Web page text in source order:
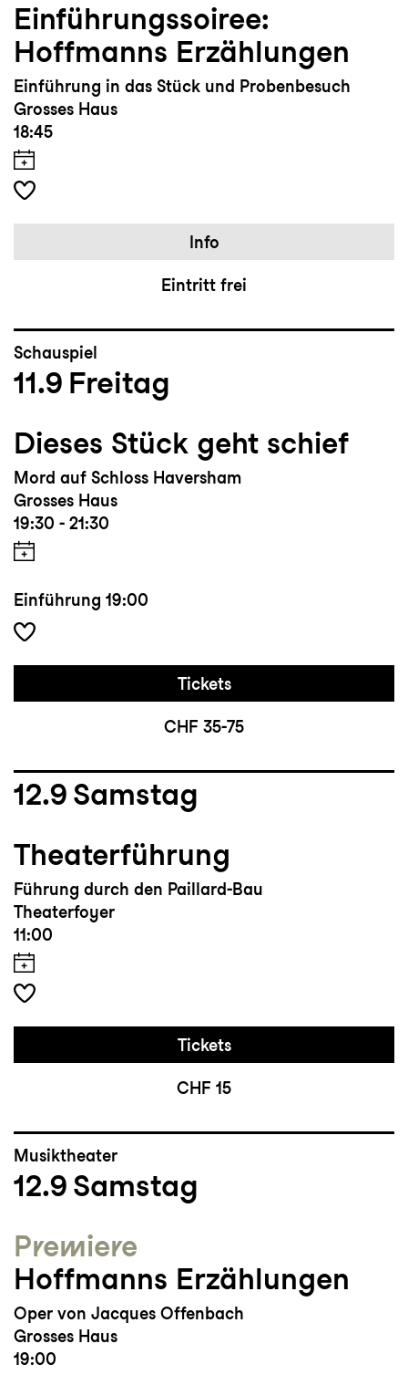
Einführungssoiree:
Hoffmanns Erzählungen
Einführung in das Stück und Probenbesuch
Grosses Haus
18:45
Info
Eintritt frei
Schauspiel
11.9 Freitag
Dieses Stück geht schief
Mord auf Schloss Haversham
Grosses Haus
19:30 - 21:30
Einführung 19:00
Tickets
CHF 35-75
12.9 Samstag
Theaterführung
Führung durch den Paillard-Bau
Theaterfoyer
11:00
Tickets
CHF 15
Musiktheater
12.9 Samstag
Premiere
Hoffmanns Erzählungen
Oper von Jacques Offenbach
Grosses Haus
19:00